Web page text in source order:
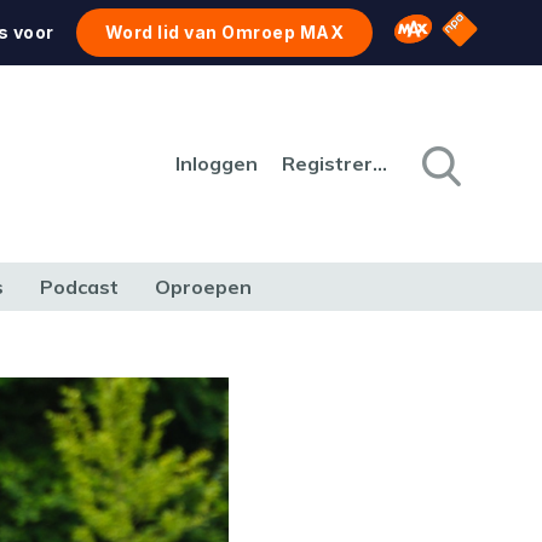
voor Word lid van Omroep MAX Omroep MAX
NPO
Inloggen Registreren
Podcast Oproepen